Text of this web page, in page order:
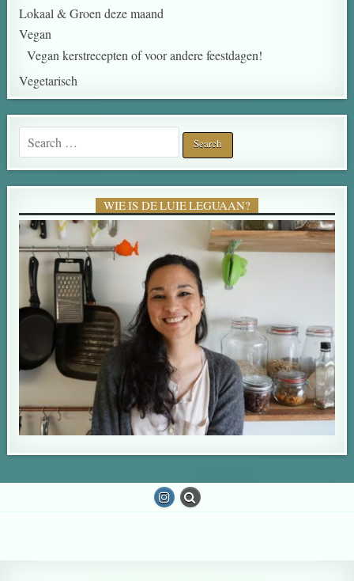
Lokaal & Groen deze maand
Vegan
Vegan kerstrecepten of voor andere feestdagen!
Vegetarisch
Search for:
WIE IS DE LUIE LEGUAAN?